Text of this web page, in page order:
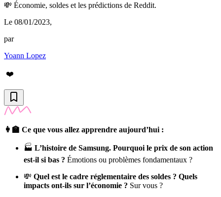
💸 Économie, soldes et les prédictions de Reddit.
Le 08/01/2023,
par
Yoann Lopez
❤️
👩‍🏫 Ce que vous allez apprendre aujourd’hui :
🏭 L’histoire de Samsung. Pourquoi le prix de son action
est-il si bas ? Émotions ou problèmes fondamentaux ?
💸 Quel est le cadre réglementaire des soldes ? Quels
impacts ont-ils sur l’économie ? Sur vous ?